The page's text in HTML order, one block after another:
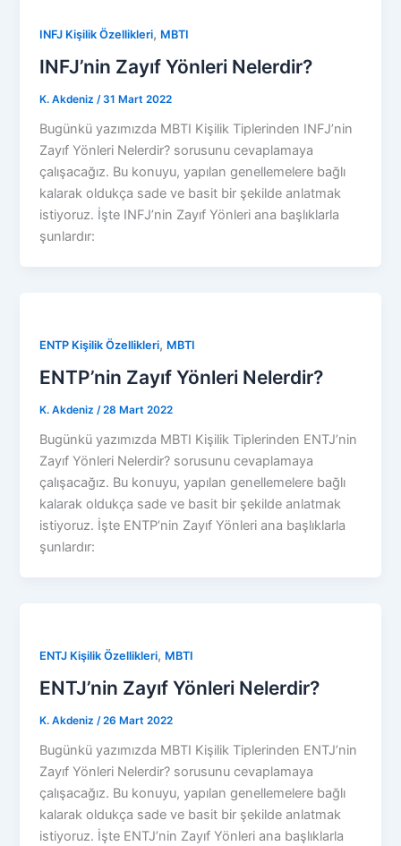
INFJ Kişilik Özellikleri, MBTI
INFJ’nin Zayıf Yönleri Nelerdir?
K. Akdeniz/31 Mart 2022
Bugünkü yazımızda MBTI Kişilik Tiplerinden INFJ’nin
Zayıf Yönleri Nelerdir? sorusunu cevaplamaya
çalışacağız. Bu konuyu, yapılan genellemelere bağlı
kalarak oldukça sade ve basit bir şekilde anlatmak
istiyoruz. İşte INFJ’nin Zayıf Yönleri ana başlıklarla
şunlardır:
ENTP Kişilik Özellikleri, MBTI
ENTP’nin Zayıf Yönleri Nelerdir?
K. Akdeniz/28 Mart 2022
Bugünkü yazımızda MBTI Kişilik Tiplerinden ENTJ’nin
Zayıf Yönleri Nelerdir? sorusunu cevaplamaya
çalışacağız. Bu konuyu, yapılan genellemelere bağlı
kalarak oldukça sade ve basit bir şekilde anlatmak
istiyoruz. İşte ENTP’nin Zayıf Yönleri ana başlıklarla
şunlardır:
ENTJ Kişilik Özellikleri, MBTI
ENTJ’nin Zayıf Yönleri Nelerdir?
K. Akdeniz/26 Mart 2022
Bugünkü yazımızda MBTI Kişilik Tiplerinden ENTJ’nin
Zayıf Yönleri Nelerdir? sorusunu cevaplamaya
çalışacağız. Bu konuyu, yapılan genellemelere bağlı
kalarak oldukça sade ve basit bir şekilde anlatmak
istiyoruz. İşte ENTJ’nin Zayıf Yönleri ana başlıklarla